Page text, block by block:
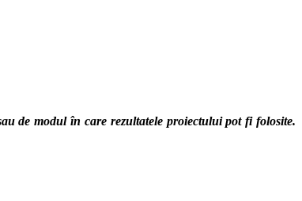
de modul în care rezultatele proiectului pot fi folosite.